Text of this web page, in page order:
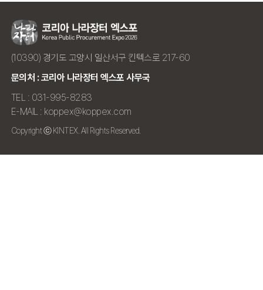
(10390) 경기도 고양시 일산서구 킨텍스로 217-60
문의처 : 코리아 나라장터 엑스포 사무국
TEL : 031-995-8283
E-MAIL : koppex@koppex.com
Copyright ⓒ KINTEX. All Rights Reserved.